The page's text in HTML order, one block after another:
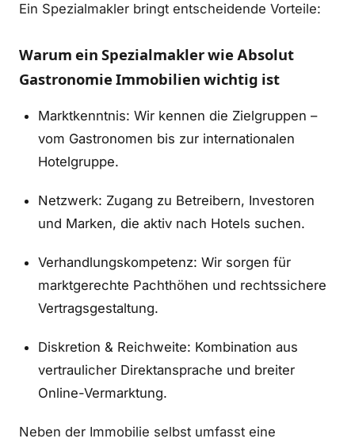
Ein Spezialmakler bringt entscheidende Vorteile:
Warum ein Spezialmakler wie Absolut
Gastronomie Immobilien wichtig ist
Marktkenntnis: Wir kennen die Zielgruppen –
vom Gastronomen bis zur internationalen
Hotelgruppe.
Netzwerk: Zugang zu Betreibern, Investoren
und Marken, die aktiv nach Hotels suchen.
Verhandlungskompetenz: Wir sorgen für
marktgerechte Pachthöhen und rechtssichere
Vertragsgestaltung.
Diskretion & Reichweite: Kombination aus
vertraulicher Direktansprache und breiter
Online-Vermarktung.
Neben der Immobilie selbst umfasst eine